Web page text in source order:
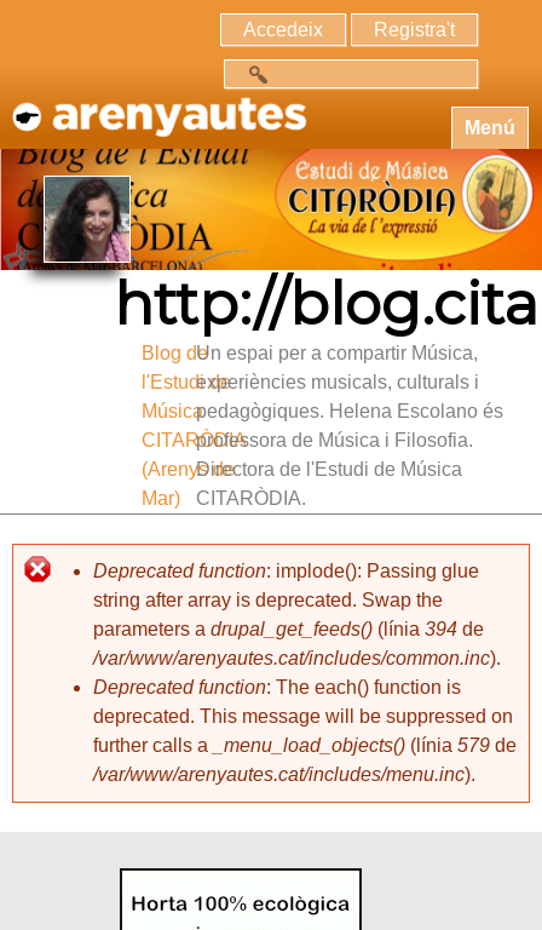
Accedeix Registra't
Menú
http://
Blog de
l'Estudi de
Música
CITARÒDIA
(Arenys de
Mar)
Un espai per a compartir Música,
experiències musicals, culturals i
pedagògiques. Helena Escolano és
professora de Música i Filosofia.
Directora de l'Estudi de Música
CITARÒDIA.
Deprecated function: implode(): Passing glue
string after array is deprecated. Swap the
parameters a drupal_get_feeds() (línia 394 de
/var/www/arenyautes.cat/includes/common.inc).
Deprecated function: The each() function is
deprecated. This message will be suppressed on
further calls a
_menu_load_objects() (línia 579 de
/var/www/arenyautes.cat/includes/menu.inc).